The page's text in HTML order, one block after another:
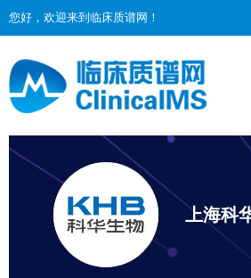
您好，欢迎来到临床质谱网！
上海科